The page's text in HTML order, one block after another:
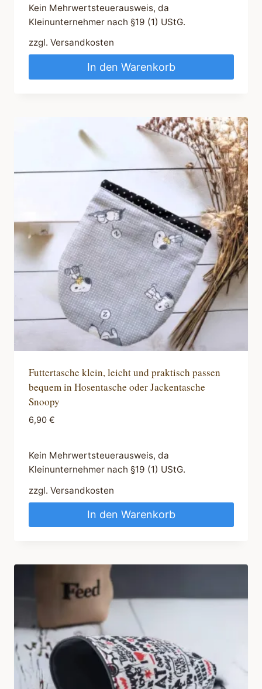
Kein Mehrwertsteuerausweis, da
Kleinunternehmer nach §19 (1) UStG.
zzgl. Versandkosten
In den Warenkorb
Futtertasche klein, leicht und praktisch passen
bequem in Hosentasche oder Jackentasche
Snoopy
6,90 €
Kein Mehrwertsteuerausweis, da
Kleinunternehmer nach §19 (1) UStG.
zzgl. Versandkosten
In den Warenkorb